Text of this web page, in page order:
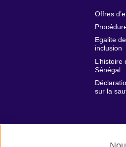
Offres
Egalite
inclusion
Sénégal
sur la